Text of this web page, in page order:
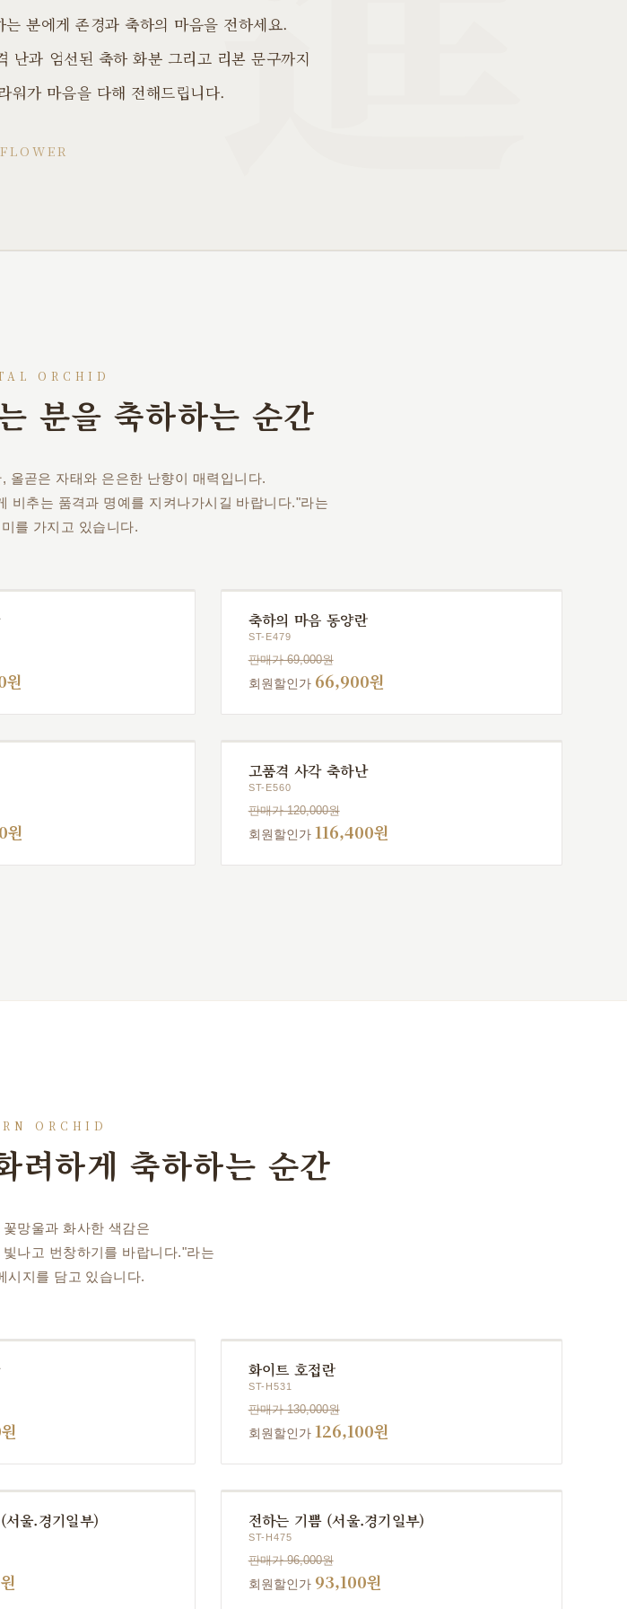
분에게 존경과 축하의 마음을 전하세요.
난과 엄선된 축하 화분 그리고 리본 문구까지
워가 마음을 다해 전해드립니다.
ORCHID
분을 축하하는 순간
올곧은 자태와 은은한 난향이 매력입니다.
비추는 품격과 명예를 지켜나가시길 바랍니다."라는
를 가지고 있습니다.
원
축하의 마음 동양란
ST-E479
판매가 69,000원
회원할인가 66,900원
원
고품격 사각 축하난
ST-E560
판매가 120,000원
회원할인가 116,400원
ORCHID
려하게 축하하는 순간
망울과 화사한 색감은
나고 번창하기를 바랍니다."라는
시지를 담고 있습니다.
화이트 호접란
ST-H531
판매가 130,000원
회원할인가 126,100원
서울.경기일부) 전하는 기쁨 (서울.경기일부)
ST-H475
판매가 96,000원
회원할인가 93,100원